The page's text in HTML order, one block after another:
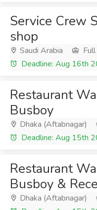
Service Crew
shop
Saudi Arabia
Deadline: Aug 16th
Restaurant
Busboy
Dhaka (Aftabnagar)
Deadline: Aug 15th
Restaurant
Busboy &
Dhaka (Aftabnagar)